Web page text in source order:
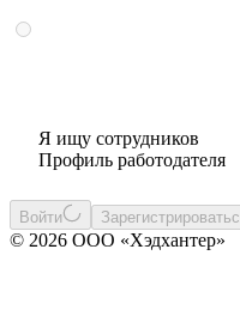
Я ищу сотрудников
Профиль работодателя
Войти
© 2026 ООО «Хэдхантер»